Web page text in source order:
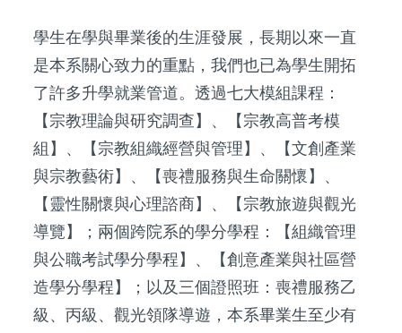
學生在學與畢業後的生涯發展，長期以來一直
是本系關心致力的重點，我們也已為學生開拓
了許多升學就業管道。透過七大模組課程：
【宗教理論與研究調查】、【宗教高普考模
組】、【宗教組織經營與管理】、【文創產業
與宗教藝術】、【喪禮服務與生命關懷】、
【靈性關懷與心理諮商】、【宗教旅遊與觀光
導覽】；兩個跨院系的學分學程：【組織管理
與公職考試學分學程】、【創意產業與社區營
造學分學程】；以及三個證照班：喪禮服務乙
級、丙級、觀光領隊導遊，本系畢業生至少有